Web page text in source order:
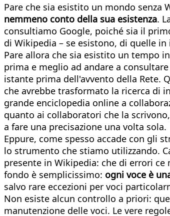
Pare che sia esistito un mondo senza
nemmeno conto della sua esistenza.
consultiamo Google, poiché sia il
di Wikipedia – se esistono, di quelle
Pare allora che sia esistito un tempo
prima e meglio ad andare a
istante prima dell'avvento della Rete.
che avrebbe trasformato la ricerca di
grande enciclopedia online a
quanto ai collaboratori che la
a fare una precisazione una volta sola.
Eppure, come spesso accade con gli
lo strumento che stiamo utilizzando.
presente in Wikipedia: che di errori
fondo è semplicissimo: ogni voce è
salvo rare eccezioni per voci
Non esiste alcun controllo a priori:
manutenzione delle voci. Le vere